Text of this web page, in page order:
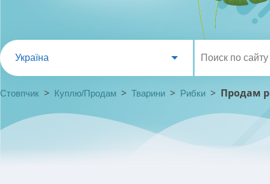
Україна
Стовпчик > Куплю/Продам > Тварини > Рибки > Продам